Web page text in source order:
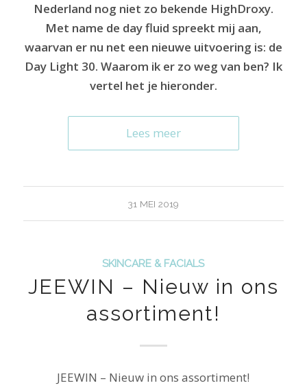
Nederland nog niet zo bekende HighDroxy.
Met name de day fluid spreekt mij aan,
waarvan er nu net een nieuwe uitvoering is: de
Day Light 30. Waarom ik er zo weg van ben? Ik
vertel het je hieronder.
Lees meer
31 MEI 2019
SKINCARE & FACIALS
JEEWIN – Nieuw in ons
assortiment!
JEEWIN – Nieuw in ons assortiment!